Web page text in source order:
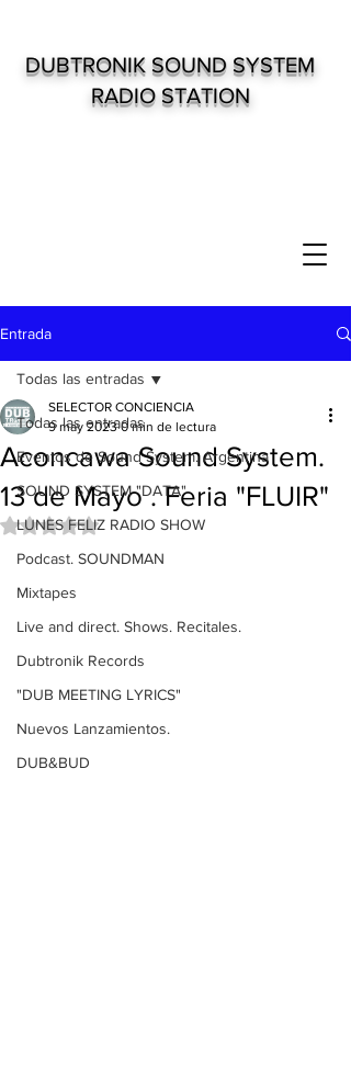
DUBTRONIK SOUND SYSTEM
RADIO STATION
Entrada
Todas las entradas
Eventos de Sound System. Argentina
SOUND SYSTEM "DATA"
LUNES FELIZ RADIO SHOW
Podcast. SOUNDMAN
Mixtapes
Live and direct. Shows. Recitales.
Dubtronik Records
"DUB MEETING LYRICS"
Nuevos Lanzamientos.
DUB&BUD
Todas las entradas
Aconcawa Sound System.
13 de Mayo . Feria "FLUIR"
SELECTOR CONCIENCIA
9 may 2023 0 min de lectura
Obtuvo NaN de 5 estrellas.